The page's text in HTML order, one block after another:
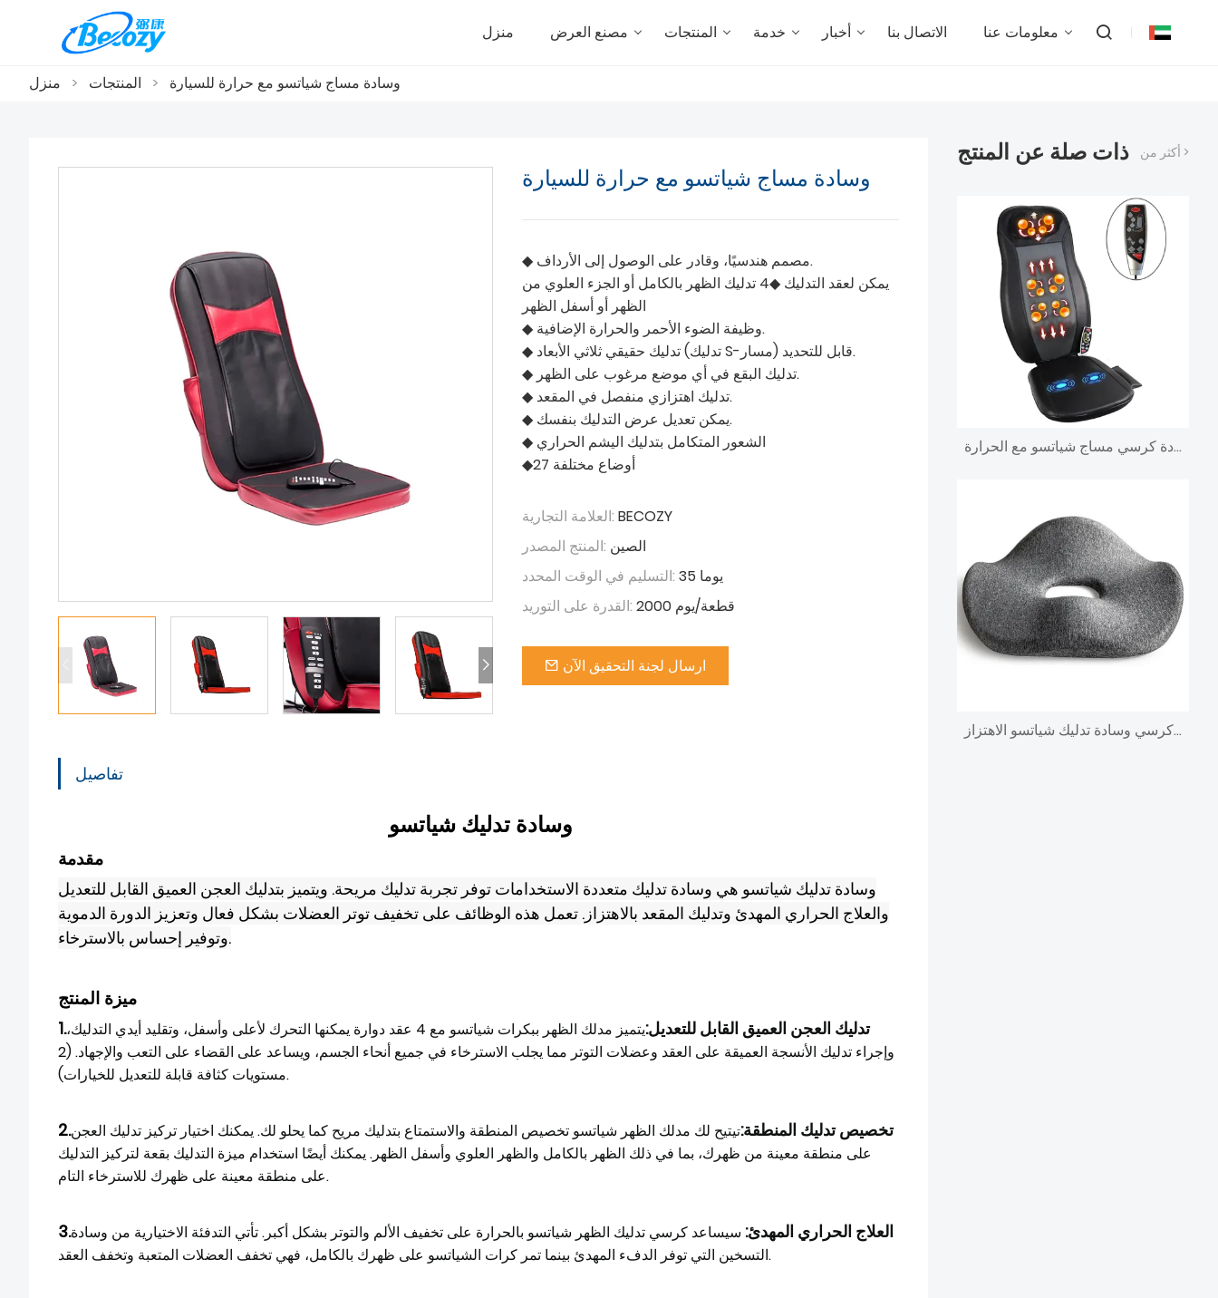
منزل مصنع العرض المنتجات خدمة أخبار الاتصال بنا معلومات عنا
منزل > المنتجات > وسادة مساج شياتسو مع حرارة للسيارة
وسادة مساج شياتسو مع حرارة للسيارة
◆ مصمم هندسيًا، وقادر على الوصول إلى الأرداف.
يمكن لعقد التدليك ◆4 تدليك الظهر بالكامل أو الجزء العلوي من
الظهر أو أسفل الظهر
◆ وظيفة الضوء الأحمر والحرارة الإضافية.
◆ تدليك حقيقي ثلاثي الأبعاد (تدليك S-مسار) قابل للتحديد.
◆ تدليك البقع في أي موضع مرغوب على الظهر.
◆ تدليك اهتزازي منفصل في المقعد.
◆ يمكن تعديل عرض التدليك بنفسك.
◆ الشعور المتكامل بتدليك اليشم الحراري
◆27 أوضاع مختلفة
العلامة التجارية: BECOZY
المنتج المصدر: الصين
التسليم في الوقت المحدد:
35 يوما
القدرة على التوريد:
2000 قطعة/يوم
ارسال لجنة التحقيق الآن
تفاصيل
وسادة تدليك شياتسو
مقدمة
وسادة تدليك شياتسو هي وسادة تدليك متعددة الاستخدامات توفر تجربة تدليك مريحة. ويتميز بتدليك العجن العميق القابل للتعديل
والعلاج الحراري المهدئ وتدليك المقعد بالاهتزاز. تعمل هذه الوظائف على تخفيف توتر العضلات بشكل فعال وتعزيز الدورة الدموية
وتوفير إحساس بالاسترخاء.
ميزة المنتج
1. تدليك العجن العميق القابل للتعديل:
يتميز مدلك الظهر ببكرات شياتسو مع 4 عقد دوارة يمكنها التحرك لأعلى وأسفل، وتقليد أيدي التدليك،
وإجراء تدليك الأنسجة العميقة على العقد وعضلات التوتر مما يجلب الاسترخاء في جميع أنحاء الجسم، ويساعد على القضاء على التعب والإجهاد. (2
مستويات كثافة قابلة للتعديل للخيارات).
2. تخصيص تدليك المنطقة:تيتيح لك مدلك الظهر شياتسو تخصيص المنطقة والاستمتاع بتدليك مريح كما يحلو لك. يمكنك اختيار تركيز تدليك العجن
على منطقة معينة من ظهرك، بما في ذلك الظهر بالكامل والظهر العلوي وأسفل الظهر. يمكنك أيضًا استخدام ميزة التدليك بقعة لتركيز التدليك
على منطقة معينة على ظهرك للاسترخاء التام.
3. العلاج الحراري المهدئ: سيساعد كرسي تدليك الظهر شياتسو بالحرارة على تخفيف الألم والتوتر بشكل أكبر. تأتي التدفئة الاختيارية من وسادة
التسخين التي توفر الدفء المهدئ بينما تمر كرات الشياتسو على ظهرك بالكامل، فهي تخفف العضلات المتعبة وتخفف العقد.
ذات صلة عن المنتج أكثر من >
وسادة كرسي مساج شياتسو مع الحرارة
وسادة تدليك كرسي وسادة تدليك شياتسو الاهتزاز